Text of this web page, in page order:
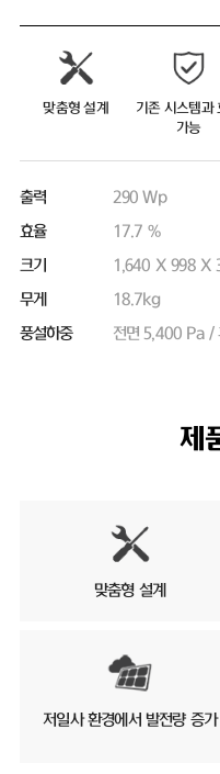
맞춤형 설계
기존 시스템과
가능
출력
290 Wp
효율
17.7 %
크기
1,640 X 998 X
무게
18.7kg
풍설하중
전면 5,400 Pa /
제
맞춤형 설계
저일사 환경에서 발전량 증가